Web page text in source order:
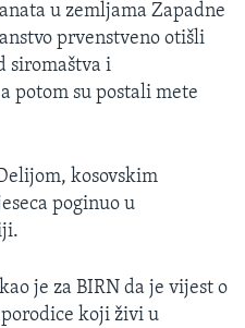
u zemljama Zapadne
prvenstveno otišli
siromaštva i
potom su postali mete
kosovskim
poginuo u
je za BIRN da je vijest o
koji živi u